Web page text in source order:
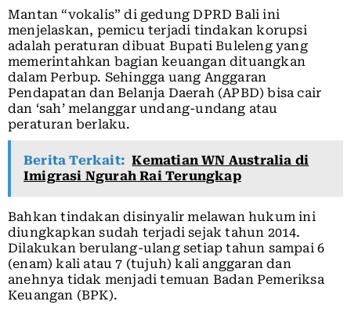
Mantan “vokalis” di gedung DPRD Bali ini
menjelaskan, pemicu terjadi tindakan korupsi
adalah peraturan dibuat Bupati Buleleng yang
memerintahkan bagian keuangan dituangkan
dalam Perbup. Sehingga uang Anggaran
Pendapatan dan Belanja Daerah (APBD) bisa cair
dan ‘sah’ melanggar undang-undang atau
peraturan berlaku.
Berita Terkait: Kematian WN Australia di
Imigrasi Ngurah Rai Terungkap
Bahkan tindakan disinyalir melawan hukum ini
diungkapkan sudah terjadi sejak tahun 2014.
Dilakukan berulang-ulang setiap tahun sampai 6
(enam) kali atau 7 (tujuh) kali anggaran dan
anehnya tidak menjadi temuan Badan Pemeriksa
Keuangan (BPK).